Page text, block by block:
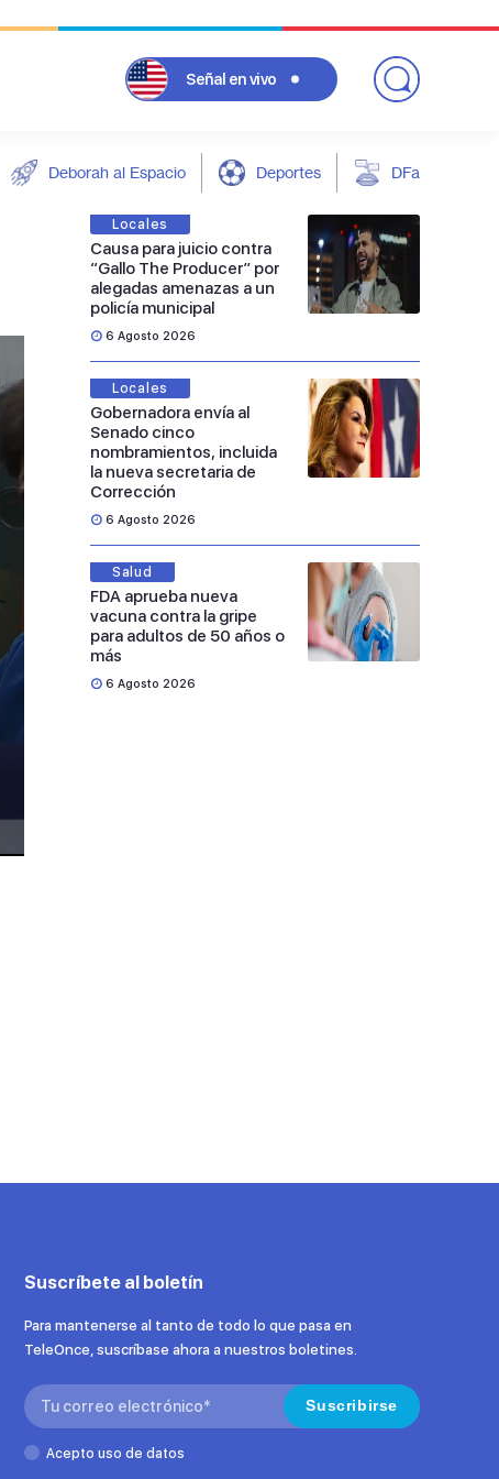
Señal en vivo
Deborah al Espacio Deportes DFarándula
Locales
Causa para juicio contra
“Gallo The Producer” por
alegadas amenazas a un
policía municipal
6 Agosto 2026
Locales
Gobernadora envía al
Senado cinco
nombramientos, incluida
la nueva secretaria de
Corrección
6 Agosto 2026
Salud
FDA aprueba nueva
vacuna contra la gripe
para adultos de 50 años o
más
6 Agosto 2026
Suscríbete al boletín
Para mantenerse al tanto de todo lo que pasa en
TeleOnce, suscríbase ahora a nuestros boletines.
Search: Suscribirse
Acepto uso de datos